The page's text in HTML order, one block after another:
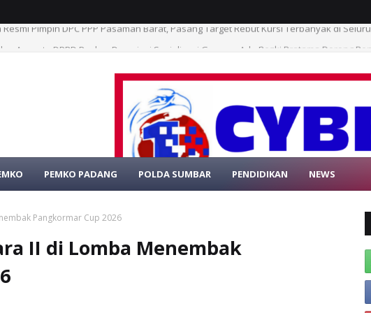
Anggota DPRD Pasbar Dampingi Sosialisasi Germas, Ade Rezki Pratama Dorong
SELAMAT
PEMKO PADANG POLDA SUMBAR PENDIDIKAN NEWS
Pangkormar Cup 2026
II di Lomba Menembak